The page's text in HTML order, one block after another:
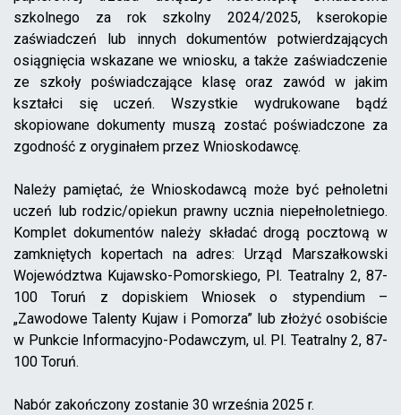
szkolnego za rok szkolny 2024/2025, kserokopie
zaświadczeń lub innych dokumentów potwierdzających
osiągnięcia wskazane we wniosku, a także zaświadczenie
ze szkoły poświadczające klasę oraz zawód w jakim
kształci się uczeń. Wszystkie wydrukowane bądź
skopiowane dokumenty muszą zostać poświadczone za
zgodność z oryginałem przez Wnioskodawcę.
Należy pamiętać, że Wnioskodawcą może być pełnoletni
uczeń lub rodzic/opiekun prawny ucznia niepełnoletniego.
Komplet dokumentów należy składać drogą pocztową w
zamkniętych kopertach na adres: Urząd Marszałkowski
Województwa Kujawsko-Pomorskiego, Pl. Teatralny 2, 87-
100 Toruń z dopiskiem Wniosek o stypendium –
„Zawodowe Talenty Kujaw i Pomorza” lub złożyć osobiście
w Punkcie Informacyjno-Podawczym, ul. Pl. Teatralny 2, 87-
100 Toruń.
Nabór zakończony zostanie 30 września 2025 r.